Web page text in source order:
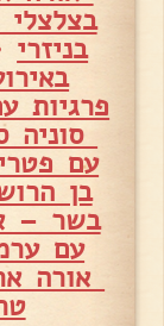
בניזרי
פרגיות
סוניה
עם
בן
בשר –
עם
אורה